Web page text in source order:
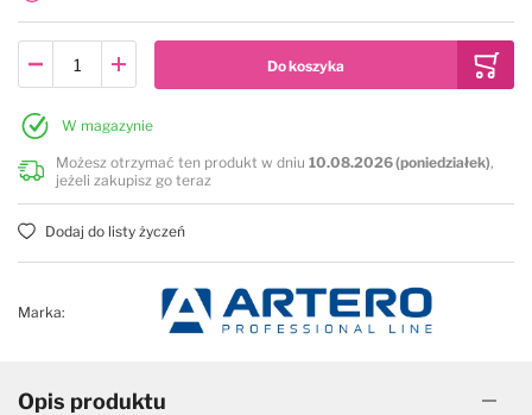
W magazynie
Możesz otrzymać ten produkt w dniu10.08.2026 (poniedziałek),
jeżeli zakupisz go teraz
Dodaj do listy życzeń
Marka:
Opis produktu